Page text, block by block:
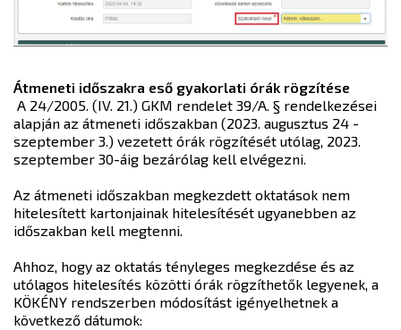
Átmeneti időszakra eső gyakorlati órák rögzítése
A 24/2005. (IV. 21.) GKM rendelet 39/A. § rendelkezései
alapján az átmeneti időszakban (2023. augusztus 24 -
szeptember 3.) vezetett órák rögzítését utólag, 2023.
szeptember 30-áig bezárólag kell elvégezni.
Az átmeneti időszakban megkezdett oktatások nem
hitelesített kartonjainak hitelesítését ugyanebben az
időszakban kell megtenni.
Ahhoz, hogy az oktatás tényleges megkezdése és az
utólagos hitelesítés közötti órák rögzíthetők legyenek, a
KÖKÉNY rendszerben módosítást igényelhetnek a
következő dátumok: